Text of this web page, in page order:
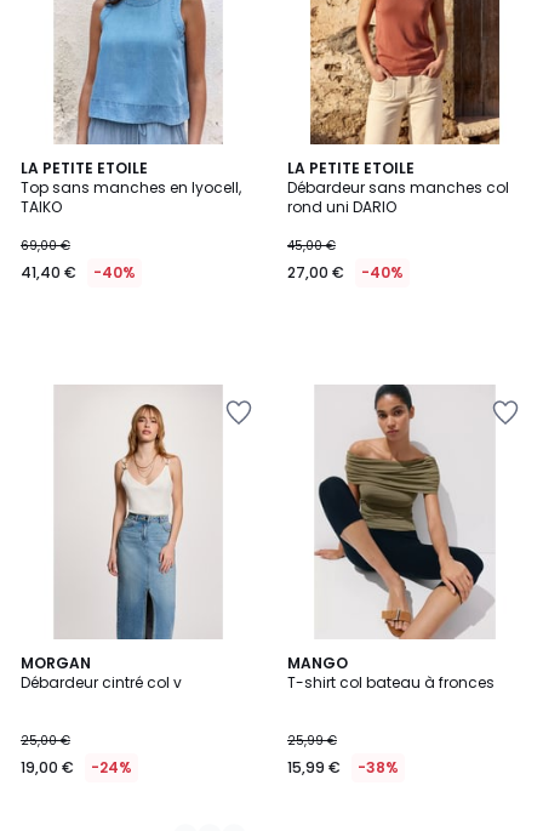
LA PETITE ETOILE
Top sans manches en lyocell,
TAIKO
69,00 €
41,40 € -40%
LA PETITE ETOILE
Débardeur sans manches col
rond uni DARIO
45,00 €
27,00 € -40%
MORGAN
Débardeur cintré col v
25,00 €
19,00 € -24%
2
Couleurs
MANGO
T-shirt col bateau à fronces
25,99 €
15,99 € -38%